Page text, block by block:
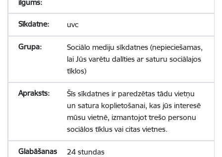
uvc
Sociālo mediju sīkdatnes (nepieciešamas,
lai Jūs varētu dalīties ar saturu sociālajos
tīklos)
Šīs sīkdatnes ir paredzētas tādu vietņu
un satura koplietošanai, kas jūs interesē
mūsu vietnē, izmantojot trešo personu
sociālos tīklus vai citas vietnes.
24 stundas